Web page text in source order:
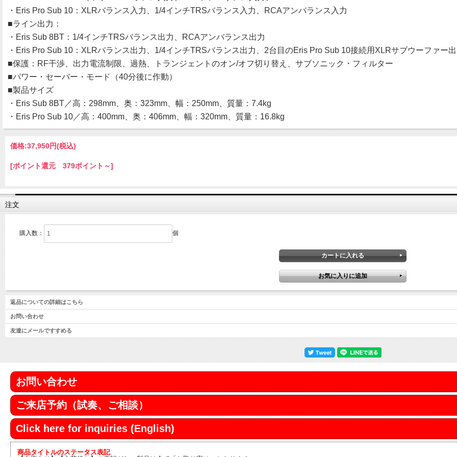
・Eris Pro Sub 10：XLRバランス入力、1/4インチTRSバランス入力、RCAアンバランス入力
■ライン出力：
・Eris Sub 8BT：1/4インチTRSバランス出力、RCAアンバランス出力
・Eris Pro Sub 10：XLRバランス出力、1/4インチTRSバランス出力、2台目のEris Pro Sub 10接続用XLRサブウーファー
■保護：RF干渉、出力電流制限、過熱、トランジェントのオン/オフ切り替え、サブソニック・フィルター
■パワー・セーバー・モード（40分後に作動）
■製品サイズ
・Eris Sub 8BT／高：298mm、奥：323mm、幅：250mm、質量：7.4kg
・Eris Pro Sub 10／高：400mm、奥：406mm、幅：320mm、質量：16.8kg
価格:37,950円(税込)
[ポイント還元 379ポイント～]
注文
購入数： 個
返品についての詳細はこちら
お問い合わせ
友達にメールですすめる
お問い合わせ
ご来店予約（試奏、ご相談）
Click here for inquiries (English)
商品タイトルのステータス表記